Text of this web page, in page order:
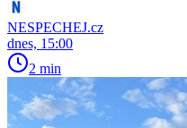
NESPECHEJ.cz
dnes, 15:00
2 min